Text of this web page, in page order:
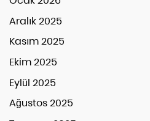
Aralık 2025
Kasım 2025
Ekim 2025
Eylül 2025
Ağustos 2025